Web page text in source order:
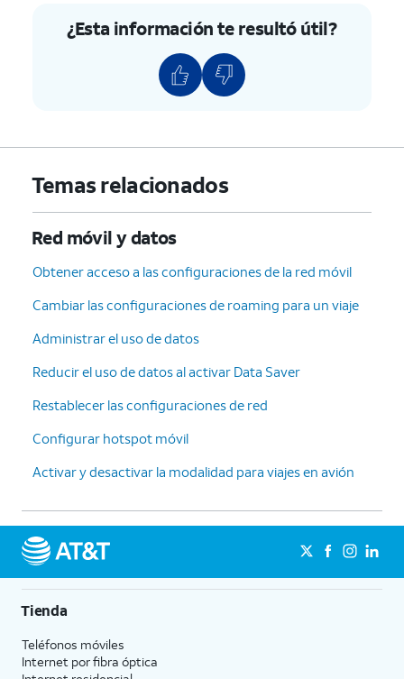
¿Esta información te resultó útil?
Temas relacionados
Red móvil y datos
Obtener acceso a las configuraciones de la red móvil
Cambiar las configuraciones de roaming para un viaje
Administrar el uso de datos
Reducir el uso de datos al activar Data Saver
Restablecer las configuraciones de red
Configurar hotspot móvil
Activar y desactivar la modalidad para viajes en avión
Tienda
Teléfonos móviles
Internet por fibra óptica